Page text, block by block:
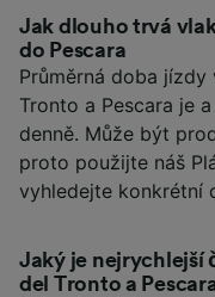
Jak dlouho trvá
do Pescara
Průměrná doba jízdy
Tronto a Pescara je
denně. Může být
proto použijte náš
vyhledejte konkrétní
Jaký je nejrychlejší
del Tronto a